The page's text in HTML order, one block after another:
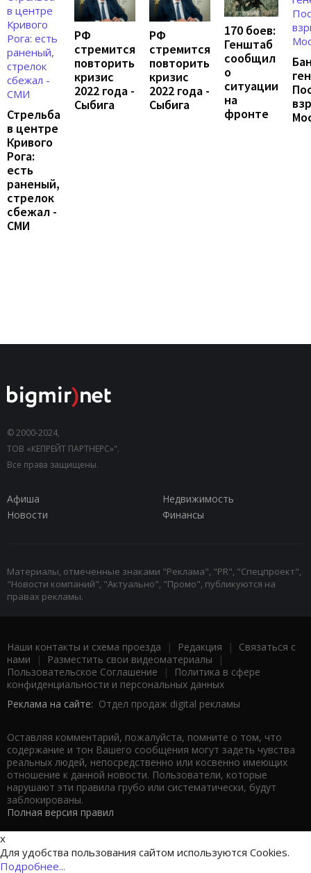
Стрельба
в центре
Кривого
Рога:
есть
раненый,
стрелок
сбежал -
СМИ
РФ
стремится
повторить
кризис
2022 года -
Сыбига
РФ
стремится
повторить
кризис
2022 года -
Сыбига
170 боев:
Генштаб
сообщил
о
ситуации
на
фронте
© 2000-2024,
ТОВ «КЕПРЕЙТ ПАРТНЕРС»".
Все права защищены.
Афиша
Недвижимость
Новости
Финансы
Материалы, отмеченные знаками "Реклама", "PR", "Спецпроект",
"Новости компаний", "Актуально", "Промо", публикуются на
правах рекламы.
Наши контакты и схема проезда | Редакция | Связаться с
нами | Разместить свои видеоматериалы |
Пользовательское Соглашение |
Политика в сфере
конфиденциальности и персональных данных
Реклама на сайте: Отдел продаж digital рекламы
Оставляя комментарий, пожалуйста, помните о том, что
содержание и тон Вашего сообщения могут задеть чувства
реальных людей, непосредственно или косвенно имеющих
отношение к данной новости. Пользователи, которые
нарушают эти правила грубо или систематически, будут
заблокированы.
Полная версия правил
x
Для удобства пользования сайтом используются Cookies.
Подробнее...